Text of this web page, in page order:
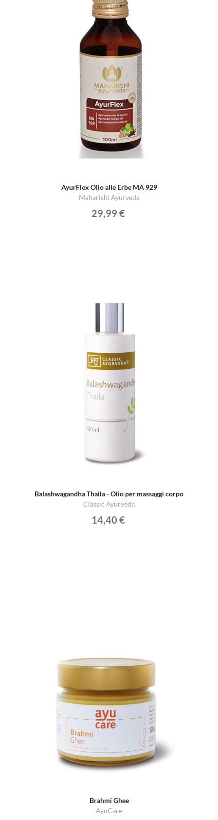
AyurFlex Olio alle Erbe MA 929
Maharishi Ayurveda
29,99 €
Balashwagandha Thaila - Olio per massaggi corpo
Classic Ayurveda
14,40 €
Brahmi Ghee
AyuCare